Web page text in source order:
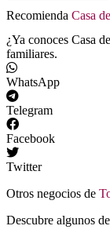
Recomienda Casa
¿Ya conoces Casa
familiares.
WhatsApp
Telegram
Facebook
Twitter
Otros negocios de
Descubre algunos